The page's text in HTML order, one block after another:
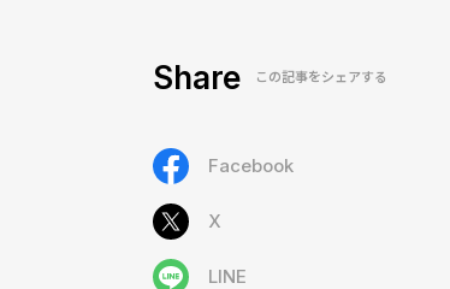
Share この記事をシェアする
Facebook
X
LINE